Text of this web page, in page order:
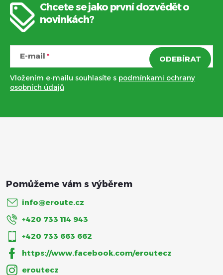
Z
á
p
a
t
Chcete se jako první dozvědět o
novinkách?
E-mail
Vložením e-mailu souhlasíte s podmínkami ochrany
osobních údajů
ODEBÍRAT
info@eroute.cz
+420 733 114 943
+420 733 663 662
https://www.facebook.com/eroutecz
eroutecz